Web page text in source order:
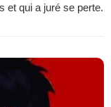
et qui a juré se perte.